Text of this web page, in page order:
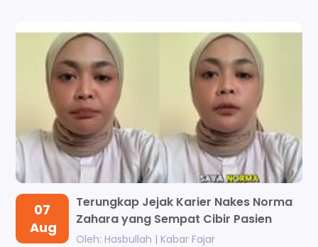
07
Aug
Terungkap Jejak Karier Nakes Norma
Zahara yang Sempat Cibir Pasien
BPJ...
Oleh: Hasbullah | Kabar Fajar